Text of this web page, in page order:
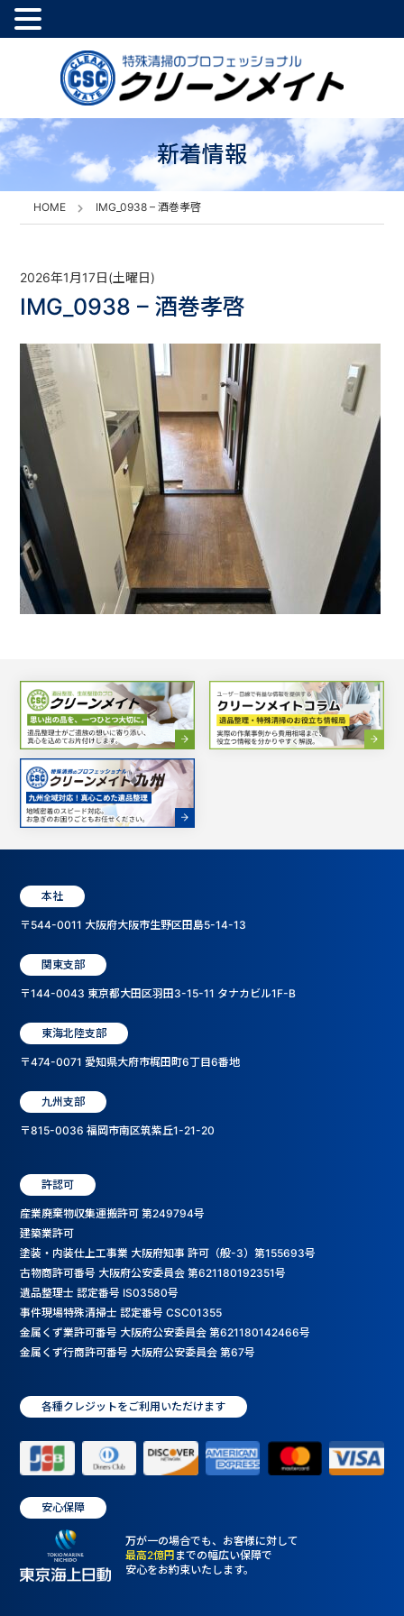
新着情報
HOME IMG_0938 – 酒巻孝啓
2026年1月17日(土曜日)
IMG_0938 – 酒巻孝啓
本社
〒544-0011 大阪府大阪市生野区田島5-14-13
関東支部
〒144-0043 東京都大田区羽田3-15-11 タナカビル1F-B
東海北陸支部
〒474-0071 愛知県大府市梶田町6丁目6番地
九州支部
〒815-0036 福岡市南区筑紫丘1-21-20
許認可
産業廃棄物収集運搬許可 第249794号
建築業許可
塗装・内装仕上工事業 大阪府知事 許可（般-3）第155693号
古物商許可番号 大阪府公安委員会 第621180192351号
遺品整理士 認定番号 IS03580号
事件現場特殊清掃士 認定番号 CSC01355
金属くず業許可番号 大阪府公安委員会 第621180142466号
金属くず行商許可番号 大阪府公安委員会 第67号
各種クレジットをご利用いただけます
安心保障
万が一の場合でも、お客様に対して
最高2億円 までの幅広い保障で
安心をお約束いたします。